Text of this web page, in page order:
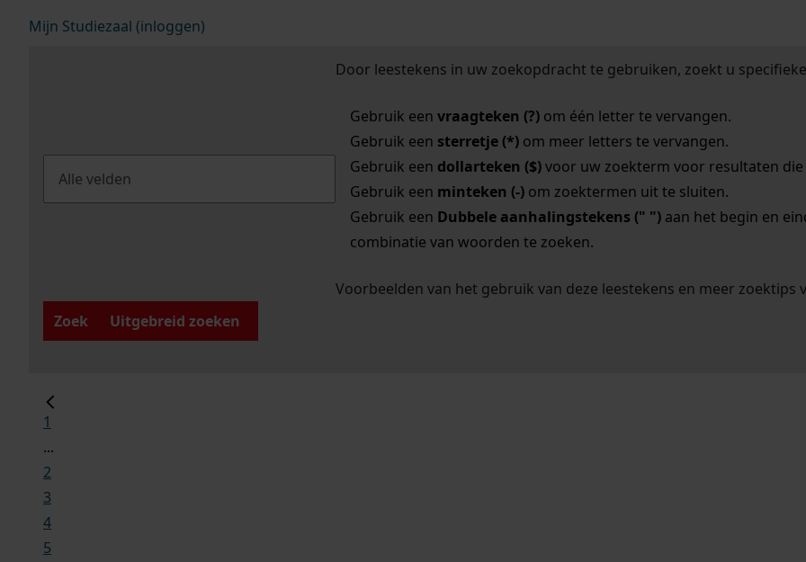
Mijn Studiezaal (inloggen)
Door leestekens in uw zoekopdracht te gebruiken, zoekt u
Gebruik een vraagteken (?)om één letter te vervangen.
Gebruik een sterretje (*)om meer letters te vervangen.
Gebruik een dollarteken ($)voor uw zoekterm voor resultaten die
Gebruik een minteken (-)om zoektermen uit te sluiten.
Gebruik een Dubbele aanhalingstekens (" ")aan het begin en
combinatie van woorden te zoeken.
Voorbeelden van het gebruik van deze leestekens en meer zoektips
Zoek
Uitgebreid zoeken
1
...
2
3
4
5